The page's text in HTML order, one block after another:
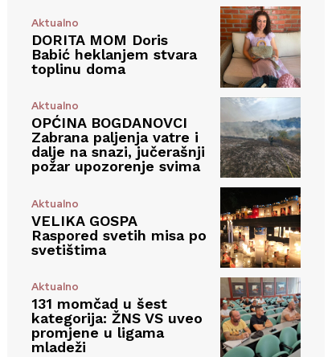
Aktualno
DORITA MOM Doris
Babić heklanjem stvara
toplinu doma
Aktualno
OPĆINA BOGDANOVCI
Zabrana paljenja vatre i
dalje na snazi, jučerašnji
požar upozorenje svima
Aktualno
VELIKA GOSPA
Raspored svetih misa po
svetištima
Aktualno
131 momčad u šest
kategorija: ŽNS VS uveo
promjene u ligama
mladeži